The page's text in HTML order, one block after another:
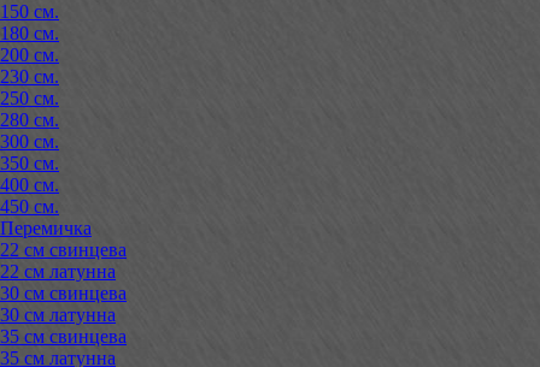
150 см.
180 см.
200 см.
230 см.
250 см.
280 см.
300 см.
350 см.
400 см.
450 см.
Перемичка
22 см свинцева
22 см латунна
30 см свинцева
30 см латунна
35 см свинцева
35 см латунна